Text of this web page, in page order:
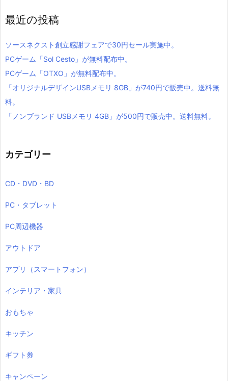
最近の投稿
ソースネクスト創立感謝フェアで30円セール実施中。
PCゲーム「Sol Cesto」が無料配布中。
PCゲーム「OTXO」が無料配布中。
「オリジナルデザインUSBメモリ 8GB」が740円で販売中。送料無
料。
「ノンブランド USBメモリ 4GB」が500円で販売中。送料無料。
カテゴリー
CD・DVD・BD
PC・タブレット
PC周辺機器
アウトドア
アプリ（スマートフォン）
インテリア・家具
おもちゃ
キッチン
ギフト券
キャンペーン